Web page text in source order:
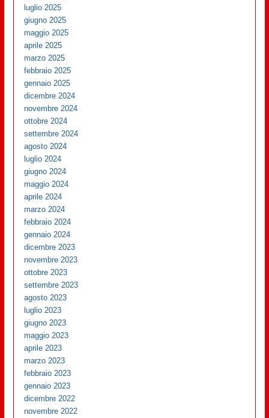
luglio 2025
giugno 2025
maggio 2025
aprile 2025
marzo 2025
febbraio 2025
gennaio 2025
dicembre 2024
novembre 2024
ottobre 2024
settembre 2024
agosto 2024
luglio 2024
giugno 2024
maggio 2024
aprile 2024
marzo 2024
febbraio 2024
gennaio 2024
dicembre 2023
novembre 2023
ottobre 2023
settembre 2023
agosto 2023
luglio 2023
giugno 2023
maggio 2023
aprile 2023
marzo 2023
febbraio 2023
gennaio 2023
dicembre 2022
novembre 2022